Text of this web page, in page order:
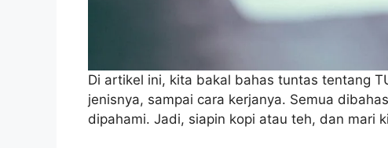
Di artikel ini, kita bakal bahas tuntas tentang
jenisnya, sampai cara kerjanya. Semua
dipahami. Jadi, siapin kopi atau teh, dan mari